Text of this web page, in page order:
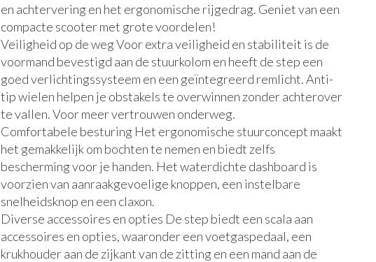
en achtervering en het ergonomische rijgedrag. Geniet van een
compacte scooter met grote voordelen!
Veiligheid op de weg Voor extra veiligheid en stabiliteit is de
voormand bevestigd aan de stuurkolom en heeft de step een
goed verlichtingssysteem en een geïntegreerd remlicht. Anti-
tip wielen helpen je obstakels te overwinnen zonder achterover
te vallen. Voor meer vertrouwen onderweg.
Comfortabele besturing Het ergonomische stuurconcept maakt
het gemakkelijk om bochten te nemen en biedt zelfs
bescherming voor je handen. Het waterdichte dashboard is
voorzien van aanraakgevoelige knoppen, een instelbare
snelheidsknop en een claxon.
Diverse accessoires en opties De step biedt een scala aan
accessoires en opties, waaronder een voetgaspedaal, een
krukhouder aan de zijkant van de zitting en een mand aan de